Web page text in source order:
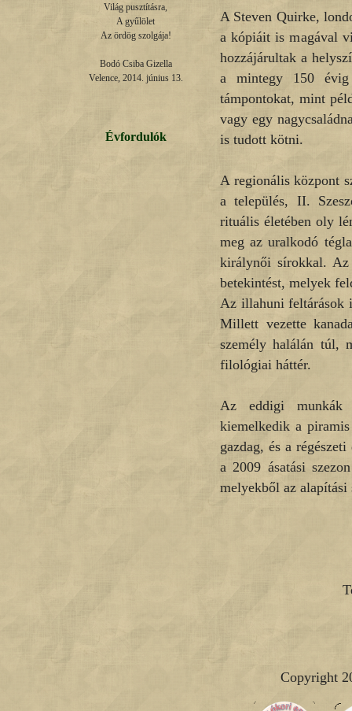
Világ pusztításra,
A gyűlölet
Az ördög szolgája!
Bodó Csiba Gizella
Velence, 2014. június 13.
Évfordulók
A Steven Quirke,
a kópiáit is magával
hozzájárultak a
a mintegy 150 évig
támpontokat, mint
vagy egy
is tudott kötni.
A regionális központ
a település, II.
rituális életében oly
meg az uralkodó
királynői sírokkal.
betekintést, melyek
Az illahuni feltárások
Millett vezette
személy halálán túl,
filológiai háttér.
Az eddigi munkák
kiemelkedik a piramis
gazdag, és a
a 2009 ásatási
melyekből az
Copyright